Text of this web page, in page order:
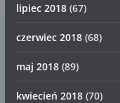
lipiec 2018(67)
czerwiec 2018(68)
maj 2018(89)
kwiecień 2018(70)